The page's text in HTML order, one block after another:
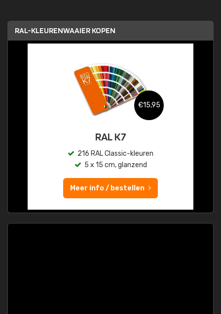
RAL-KLEURENWAAIER KOPEN
€15,95
RAL K7
216 RAL Classic-kleuren
5 x 15 cm, glanzend
Meer info / bestellen